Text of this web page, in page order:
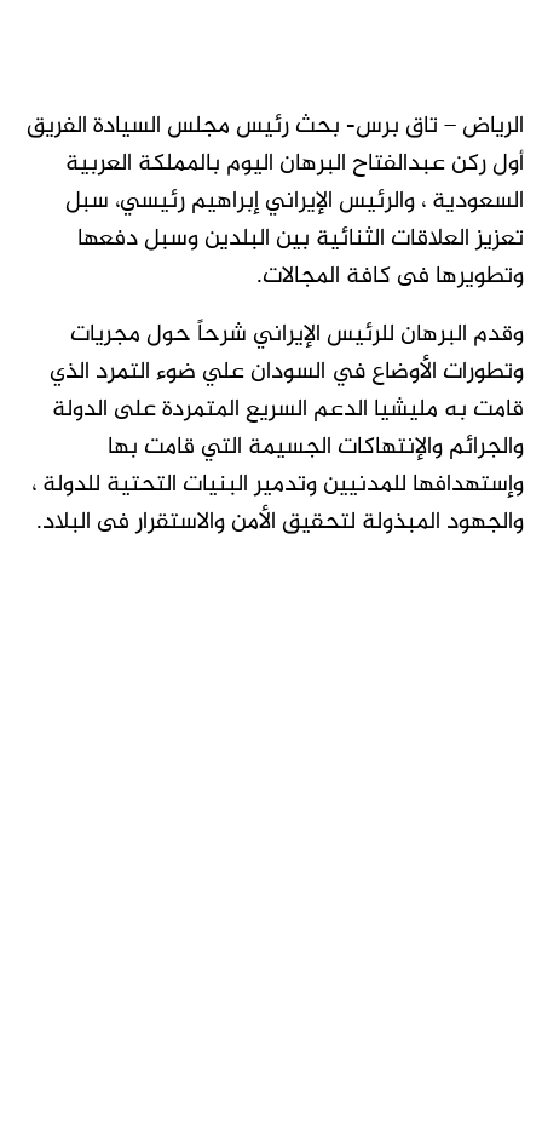
الرياض – تاق برس- بحث رئيس مجلس السيادة الفريق
أول ركن عبدالفتاح البرهان اليوم بالمملكة العربية
السعودية ، والرئيس الإيراني إبراهيم رئيسي، سبل
تعزيز العلاقات الثنائية بين البلدين وسبل دفعها
وتطويرها فى كافة المجالات.
وقدم البرهان للرئيس الإيراني شرحاً حول مجريات
وتطورات الأوضاع في السودان علي ضوء التمرد الذي
قامت به مليشيا الدعم السريع المتمردة على الدولة
والجرائم والإنتهاكات الجسيمة التي قامت بها
وإستهدافها للمدنيين وتدمير البنيات التحتية للدولة ،
والجهود المبذولة لتحقيق الأمن والاستقرار فى البلاد.